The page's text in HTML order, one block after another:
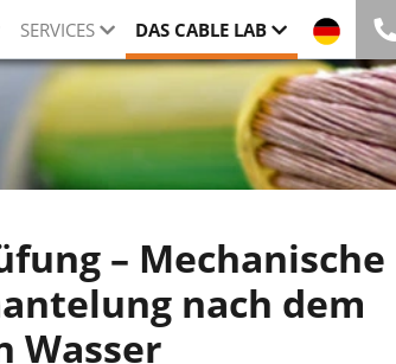
SERVICES DAS CABLE LAB
– Mechanische
nach dem
Wasser